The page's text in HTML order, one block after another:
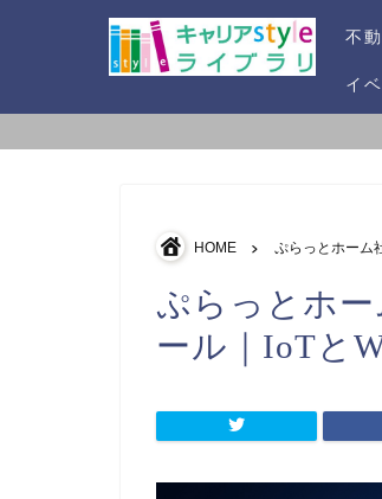
不
イ
HOME ぷらっとホーム
ぷらっとホー
ール｜IoTと